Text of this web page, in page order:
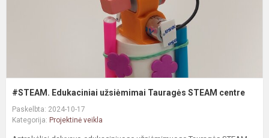
#STEAM. Edukaciniai užsiėmimai Tauragės STEAM centre
Paskelbta: 2024-10-17
Kategorija: Projektinė veikla